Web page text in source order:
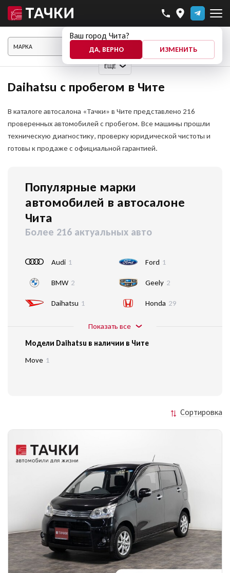
Ваш город Чита?
ДА, ВЕРНО ИЗМЕНИТЬ
ЕЩЕ
ПОКАЗАТЬ АВТО
Daihatsu с пробегом в Чите
В каталоге автосалона «Тачки» в Чите представлено 216
проверенных автомобилей с пробегом. Все машины прошли
техническую диагностику, проверку юридической чистоты и
готовы к продаже с официальной гарантией.
Популярные марки
автомобилей в автосалоне
Чита
Более 216 актуальных авто
Audi 1
BMW 2
Daihatsu 1
Ford 1
Geely 2
Honda 29
Показать все
Модели Daihatsu в наличии в Чите
Move 1
Сортировка